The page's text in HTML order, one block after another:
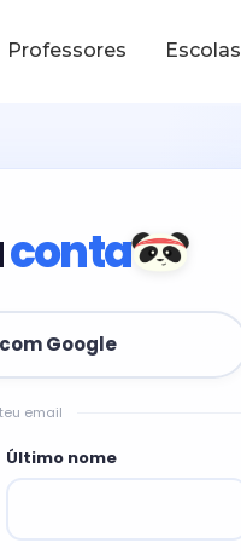
Professores Escolas
conta
Google
email
Último nome